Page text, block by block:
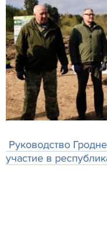
Руководство
участие в